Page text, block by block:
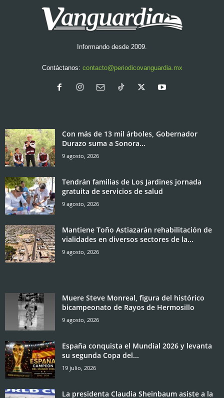
Informando desde 2009.
Contáctanos: contacto@periodicovanguardia.mx
Con más de 13 mil árboles, Gobernador
Durazo suma a Sonora...
9 agosto, 2026
Tendrán familias de Los Jardines jornada
gratuita de servicios de salud
9 agosto, 2026
Mantiene Toño Astiazarán rehabilitación de
vialidades en diversos sectores de la...
9 agosto, 2026
Muere Steve Monreal, figura del histórico
bicampeonato de Rayos de Hermosillo
9 agosto, 2026
España conquista el Mundial 2026 y levanta
su segunda Copa del...
19 julio, 2026
La presidenta Claudia Sheinbaum asiste a la